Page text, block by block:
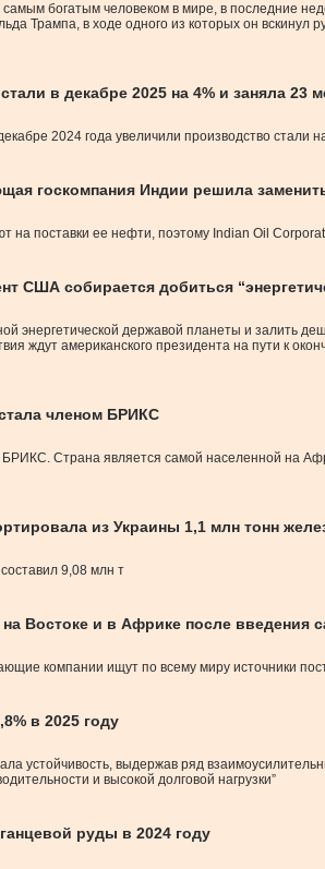
богатым человеком в мире, в последние
Трампа, в ходе одного из которых он вскинул
в декабре 2025 на 4% и заняла 23
2024 года увеличили производство
госкомпания Индии решила
поставки ее нефти, поэтому Indian Oil
США собирается добиться
энергетической державой планеты и залить
ждут американского президента на пути к
членом БРИКС
Страна является самой населенной на
из Украины 1,1 млн тонн
9,08 млн т
Востоке и в Африке после введения
компании ищут по всему миру источники
в 2025 году
устойчивость, выдержав ряд
и высокой долговой нагрузки”
руды в 2024 году